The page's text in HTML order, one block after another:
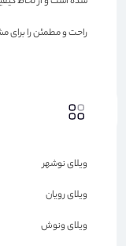
راحت و مطمئن را برای
ویلای نوشهر
ویلای رویان
ویلای ونوش